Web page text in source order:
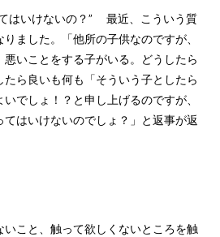
はいけないの？” 最近、こういう質
ました。「他所の子供なのですが、
いことをする子がいる。どうしたら
ら良いも何も「そういう子としたら
でしょ！？と申し上げるのですが、
てはいけないのでしょ？」と返事が返
こと、触って欲しくないところを触